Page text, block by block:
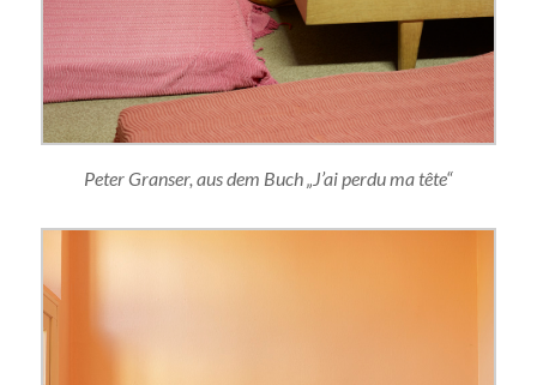
Peter Granser, aus dem Buch „J’ai perdu ma tête“